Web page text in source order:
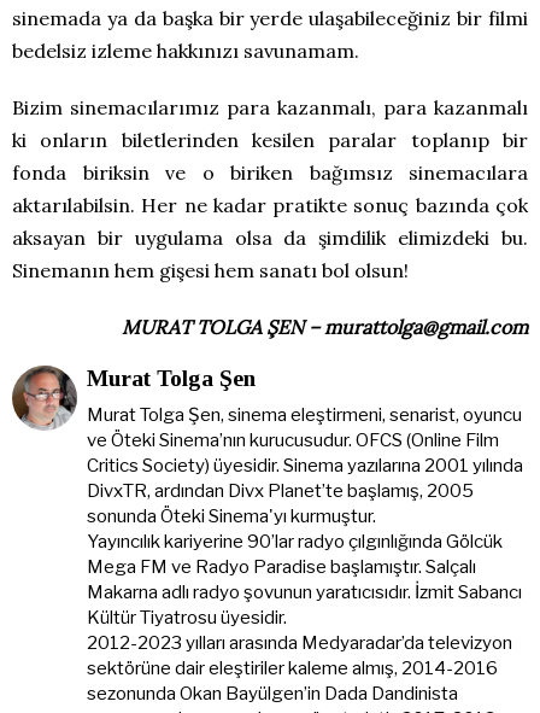
sinemada ya da başka bir yerde ulaşabileceğiniz bir filmi
bedelsiz izleme hakkınızı savunamam.
Bizim sinemacılarımız para kazanmalı, para kazanmalı
ki onların biletlerinden kesilen paralar toplanıp bir
fonda biriksin ve o biriken bağımsız sinemacılara
aktarılabilsin. Her ne kadar pratikte sonuç bazında çok
aksayan bir uygulama olsa da şimdilik elimizdeki bu.
Sinemanın hem gişesi hem sanatı bol olsun!
MURAT TOLGA ŞEN – murattolga@gmail.com
Murat Tolga Şen
Murat Tolga Şen, sinema eleştirmeni, senarist, oyuncu
ve Öteki Sinema’nın kurucusudur. OFCS (Online Film
Critics Society) üyesidir. Sinema yazılarına 2001 yılında
DivxTR, ardından Divx Planet’te başlamış, 2005
sonunda Öteki Sinema'yı kurmuştur.
Yayıncılık kariyerine 90’lar radyo çılgınlığında Gölcük
Mega FM ve Radyo Paradise başlamıştır. Salçalı
Makarna adlı radyo şovunun yaratıcısıdır. İzmit Sabancı
Kültür Tiyatrosu üyesidir.
2012-2023 yılları arasında Medyaradar’da televizyon
sektörüne dair eleştiriler kaleme almış, 2014-2016
sezonunda Okan Bayülgen’in Dada Dandinista